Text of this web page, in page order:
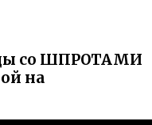
со ШПРОТАМИ
на